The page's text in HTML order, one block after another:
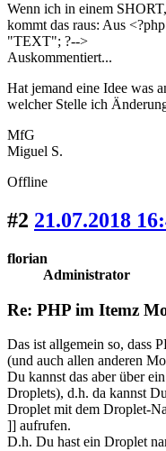
Wenn ich in einem
kommt das raus: Aus
"TEXT"; ?-->
Auskommentiert...
Hat jemand eine Idee was
welcher Stelle ich
MfG
Miguel S.
Offline
#2 21.07.2018
florian
Administrator
Re: PHP im Itemz
Das ist allgemein so, dass
(und auch allen anderen
Du kannst das aber über
Droplets), d.h. da kannst
Droplet mit dem Droplet-
]] aufrufen.
D.h. Du hast ein Droplet